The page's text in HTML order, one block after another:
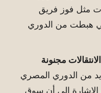
مثل فوز فريق
هبطت من الدوري
مجنونة
من الدوري المصري
الإشارة إلى أن سوق